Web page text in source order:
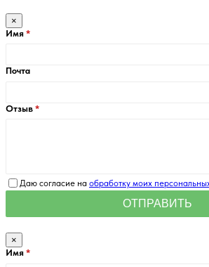
×
Имя
Почта
Отзыв
Даю согласие на обработку моих
×
Имя